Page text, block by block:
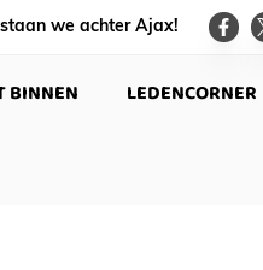
we achter Ajax!
BINNEN LEDENCORNER